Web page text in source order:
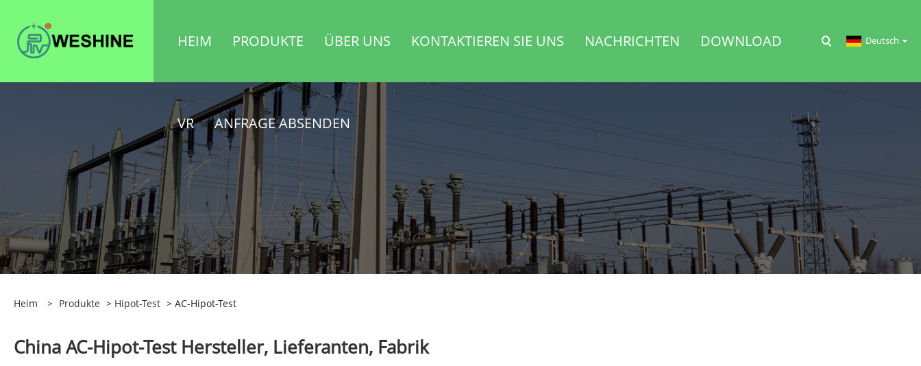
HEIM PRODUKTE ÜBER UNS KONTAKTIEREN SIE UNS NACHRICHTEN DOWNLOAD
VR ANFRAGE ABSENDEN
Deutsch
Heim > Produkte > Hipot-Test > AC-Hipot-Test
China AC-Hipot-Test Hersteller, Lieferanten, Fabrik